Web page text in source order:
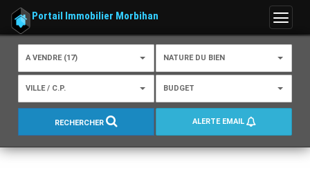
Menu
Portail Immobilier Morbihan
A VENDRE (17) NATURE DU BIEN
VILLE / C.P. BUDGET
RECHERCHER ALERTE EMAIL